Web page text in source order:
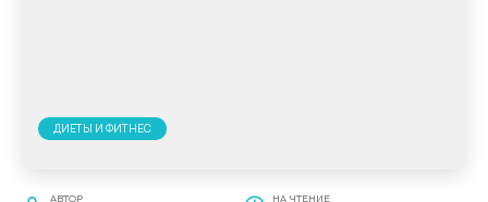
ДИЕТЫ И ФИТНЕС
АВТОР НА ЧТЕНИЕ